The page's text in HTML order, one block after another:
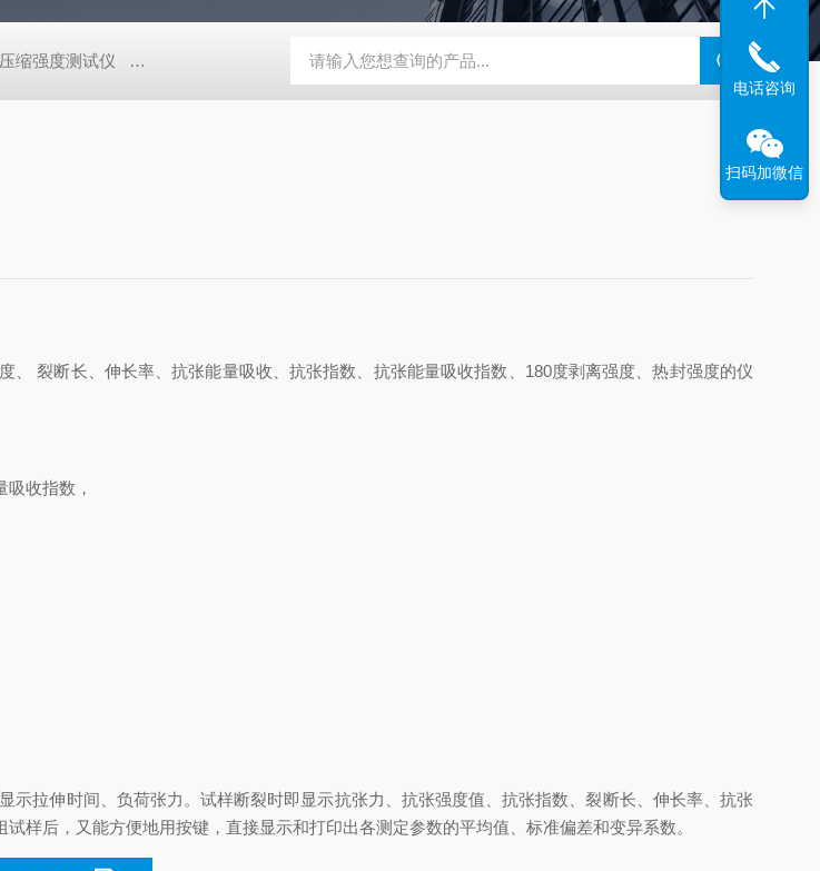
缩强度测试仪 ZB-NPY1600/5600耐破度仪 ZB-BK10A全自动平滑度测定仪 ZB-YSJ5000瓦楞芯平压强
裂断长、伸长率、抗张能量吸收、抗张指数、抗张能量吸收指数、180度剥离强度、热封强度的仪
收指数，
拉伸时间、负荷张力。试样断裂时即显示抗张力、抗张强度值、抗张指数、裂断长、伸长率、抗张
样后，又能方便地用按键，直接显示和打印出各测定参数的平均值、标准偏差和变异系数。
电话咨询
扫码加微信